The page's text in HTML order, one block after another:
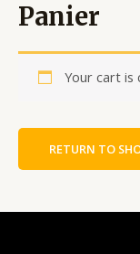
Panier
Your cart is
RETURN TO